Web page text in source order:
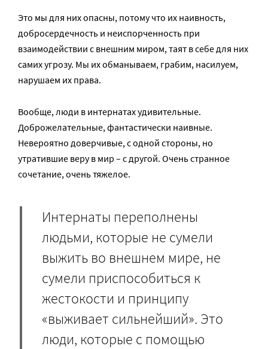
Это мы для них опасны, потому что их наивность,
добросердечность и неиспорченность при
взаимодействии с внешним миром, таят в себе для них
самих угрозу. Мы их обманываем, грабим, насилуем,
нарушаем их права.
Вообще, люди в интернатах удивительные.
Доброжелательные, фантастически наивные.
Невероятно доверчивые, с одной стороны, но
утратившие веру в мир – с другой. Очень странное
сочетание, очень тяжелое.
Интернаты переполнены
людьми, которые не сумели
выжить во внешнем мире, не
сумели приспособиться к
жестокости и принципу
«выживает сильнейший». Это
люди, которые с помощью